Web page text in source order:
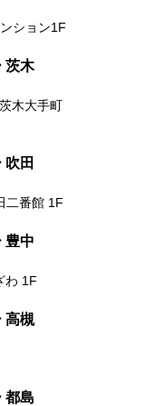
ション1F
茨木
木大手町
吹田
二番館 1F
豊中
わ 1F
高槻
都島